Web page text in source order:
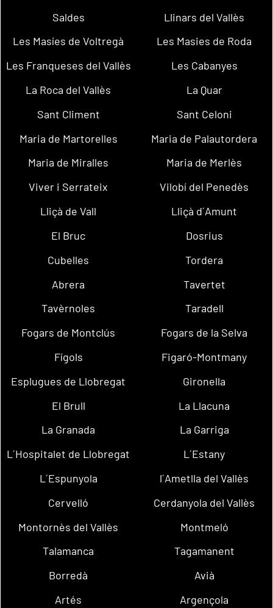
Saldes
Llinars del Vallès
Les Masíes de Voltregà
Les Masies de Roda
Les Franqueses del Vallès
Les Cabanyes
La Roca del Vallès
La Quar
Sant Climent
Sant Celoni
Maria de Martorelles
Maria de Palautordera
Maria de Miralles
Maria de Merlès
Viver i Serrateix
Vilobí del Penedès
Lliçà de Vall
Lliçà d´Amunt
El Bruc
Dosrius
Cubelles
Tordera
Abrera
Tavertet
Tavèrnoles
Taradell
Fogars de Montclús
Fogars de la Selva
Fígols
Figaró-Montmany
Esplugues de Llobregat
Gironella
El Brull
La Llacuna
La Granada
La Garriga
L´Hospitalet de Llobregat
L´Estany
L´Espunyola
l´Ametlla del Vallès
Cervelló
Cerdanyola del Vallès
Montornès del Vallès
Montmeló
Talamanca
Tagamanent
Borredà
Avià
Artés
Argençola